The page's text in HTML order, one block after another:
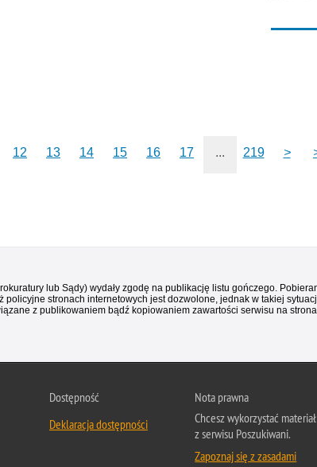
12 13 14 15 16 17 ... 219 >
lub Sądy) wydały zgodę na publikację listu gończego.
stronach internetowych jest dozwolone, jednak w takiej
z publikowaniem bądź kopiowaniem zawartości serwisu na
Dostępność
Deklaracja dostępności
Nota prawna
Chcesz wykorzystać materiał
z serwisu Poszukiwani.
Zapoznaj się z zasadami